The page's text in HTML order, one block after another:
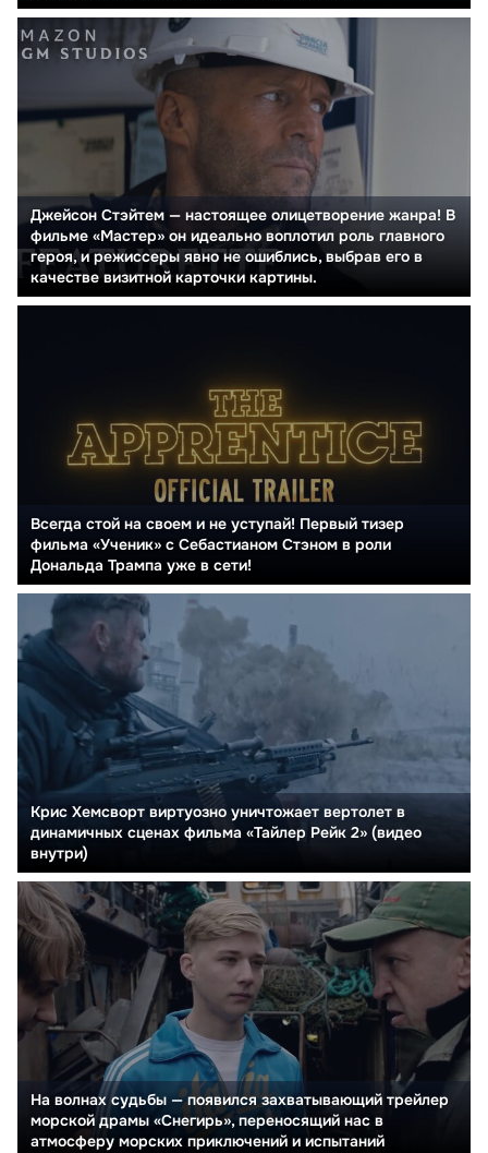
Джейсон Стэйтем — настоящее олицетворение жанра! В
фильме «Мастер» он идеально воплотил роль главного
героя, и режиссеры явно не ошиблись, выбрав его в
качестве визитной карточки картины.
Всегда стой на своем и не уступай! Первый тизер
фильма «Ученик» с Себастианом Стэном в роли
Дональда Трампа уже в сети!
Крис Хемсворт виртуозно уничтожает вертолет в
динамичных сценах фильма «Тайлер Рейк 2» (видео
внутри)
На волнах судьбы — появился захватывающий трейлер
морской драмы «Снегирь», переносящий нас в
атмосферу морских приключений и испытаний